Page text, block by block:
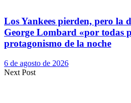
Los Yankees pierden, pero la
George Lombard «por todas
protagonismo de la noche
6 de agosto de 2026
Next Post